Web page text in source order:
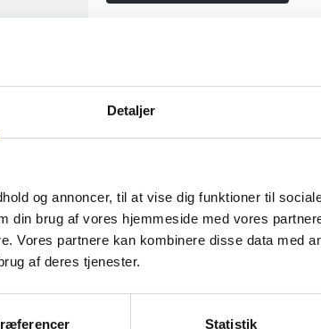
Detaljer
og annoncer, til at vise dig funktioner til
din brug af vores hjemmeside med vores
Vores partnere kan kombinere disse data med
af deres tjenester.
Statistik